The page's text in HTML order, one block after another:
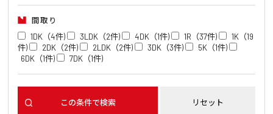
間取り
1DK（4件)
3LDK（2件) 4DK（1件) 1R（37件)
1K（19
件)
2DK（2件) 2LDK（2件) 3DK（3件)
5K（1件)
6DK（1件)
7DK（1件)